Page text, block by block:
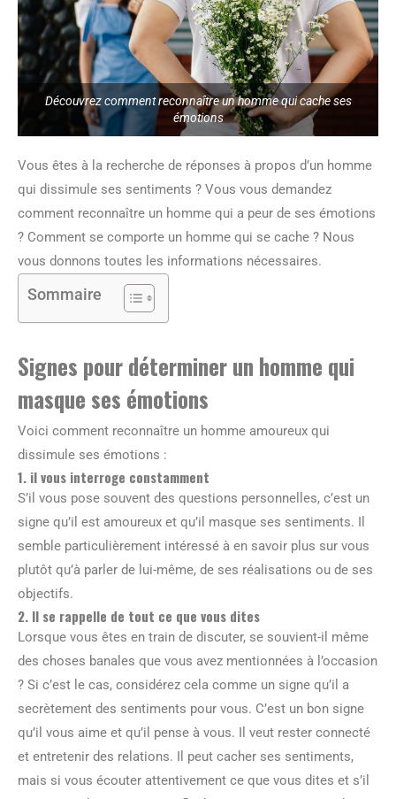
Découvrez comment reconnaître un homme qui cache ses
émotions
Vous êtes à la recherche de réponses à propos d’un homme
qui dissimule ses sentiments ? Vous vous demandez
comment reconnaître un homme qui a peur de ses émotions
? Comment se comporte un homme qui se cache ? Nous
vous donnons toutes les informations nécessaires.
Sommaire
Signes pour déterminer un homme qui
masque ses émotions
Voici comment reconnaître un homme amoureux qui
dissimule ses émotions :
1. il vous interroge constamment
S’il vous pose souvent des questions personnelles, c’est un
signe qu’il est amoureux et qu’il masque ses sentiments. Il
semble particulièrement intéressé à en savoir plus sur vous
plutôt qu’à parler de lui-même, de ses réalisations ou de ses
objectifs.
2. Il se rappelle de tout ce que vous dites
Lorsque vous êtes en train de discuter, se souvient-il même
des choses banales que vous avez mentionnées à l’occasion
? Si c’est le cas, considérez cela comme un signe qu’il a
secrètement des sentiments pour vous. C’est un bon signe
qu’il vous aime et qu’il pense à vous. Il veut rester connecté
et entretenir des relations. Il peut cacher ses sentiments,
mais si vous écouter attentivement ce que vous dites et s’il